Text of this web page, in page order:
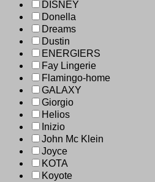
DISNEY
Donella
Dreams
Dustin
ENERGIERS
Fay Lingerie
Flamingo-home
GALAXY
Giorgio
Helios
Inizio
John Mc Klein
Joyce
KOTA
Koyote